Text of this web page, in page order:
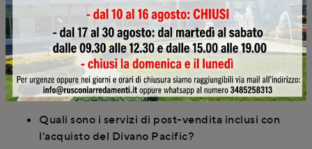
per il Divano Pacific?
Assolutamente sì. Presso Rusconi Design
Arredamenti è possibile personalizzare le
dimensioni standard del Divano Pacific e
scegliere tra una vasta gamma di materiali e
finiture disponibili nella nostra materioteca.
Quali sono i servizi di post-vendita inclusi con
l'acquisto del Divano Pacific?